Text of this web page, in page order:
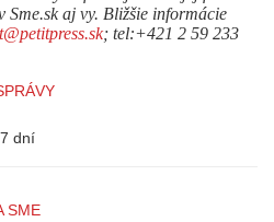
Sme.sk aj vy. Bližšie informácie
; tel:+421 2 59 233
7 dní
SME